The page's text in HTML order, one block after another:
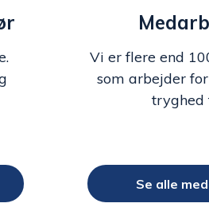
Vi er flere end
som arbejder
tryghed
Se alle